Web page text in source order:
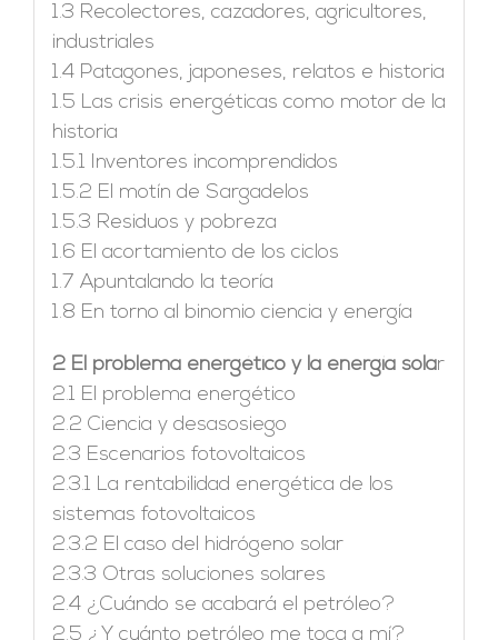
1.3 Recolectores, cazadores, agricultores,
industriales
1.4 Patagones, japoneses, relatos e historia
1.5 Las crisis energéticas como motor de la
historia
1.5.1 Inventores incomprendidos
1.5.2 El motín de Sargadelos
1.5.3 Residuos y pobreza
1.6 El acortamiento de los ciclos
1.7 Apuntalando la teoría
1.8 En torno al binomio ciencia y energía
2 El problema energético y la energía solar
2.1 El problema energético
2.2 Ciencia y desasosiego
2.3 Escenarios fotovoltaicos
2.3.1 La rentabilidad energética de los
sistemas fotovoltaicos
2.3.2 El caso del hidrógeno solar
2.3.3 Otras soluciones solares
2.4 ¿Cuándo se acabará el petróleo?
2.5 ¿Y cuánto petróleo me toca a mí?